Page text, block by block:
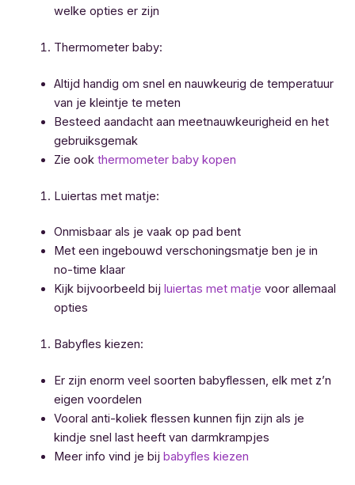
welke opties er zijn
Thermometer baby:
Altijd handig om snel en nauwkeurig de temperatuur
van je kleintje te meten
Besteed aandacht aan meetnauwkeurigheid en het
gebruiksgemak
Zie ook thermometer baby kopen
Luiertas met matje:
Onmisbaar als je vaak op pad bent
Met een ingebouwd verschoningsmatje ben je in
no-time klaar
Kijk bijvoorbeeld bij luiertas met matje voor allemaal
opties
Babyfles kiezen:
Er zijn enorm veel soorten babyflessen, elk met z’n
eigen voordelen
Vooral anti-koliek flessen kunnen fijn zijn als je
kindje snel last heeft van darmkrampjes
Meer info vind je bij babyfles kiezen